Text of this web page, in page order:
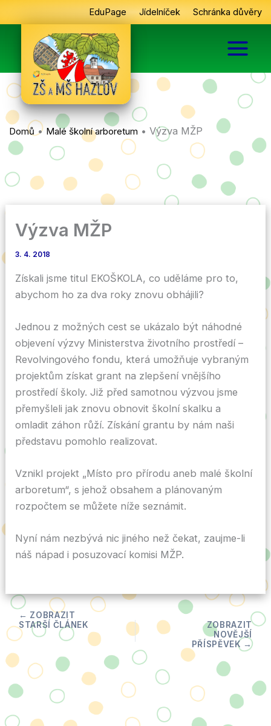
na
EduPage Jídelníček Schránka důvěry
Domů • Malé školní arboretum • Výzva MŽP
Výzva MŽP
3. 4. 2018
Získali jsme titul EKOŠKOLA, co uděláme pro to,
abychom ho za dva roky znovu obhájili?
Jednou z možných cest se ukázalo být náhodné
objevení výzvy Ministerstva životního prostředí –
Revolvingového fondu, která umožňuje vybraným
projektům získat grant na zlepšení vnějšího
prostředí školy. Již před samotnou výzvou jsme
přemyšleli jak znovu obnovit školní skalku a
omladit záhon růží. Získání grantu by nám naši
představu pomohlo realizovat.
Vznikl projekt „Místo pro přírodu aneb malé školní
arboretum“, s jehož obsahem a plánovaným
rozpočtem se můžete níže seznámit.
Nyní nám nezbývá nic jiného než čekat, zaujme-li
náš nápad i posuzovací komisi MŽP.